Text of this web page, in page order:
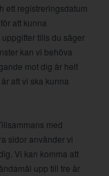
ett registreringsdatum
att kunna
tills du säger
kan vi behöva
mot dig är helt
att vi ska kunna
med
sidor använder vi
Vi kan komma att
upp till tre år